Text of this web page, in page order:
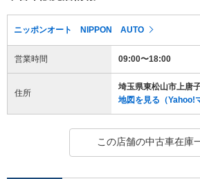
ニッポンオート NIPPON AUTO
営業時間 09:00〜18:00
住所
埼玉県東松山市上唐
地図を見る（Yahoo!
この店舗の中古車在庫